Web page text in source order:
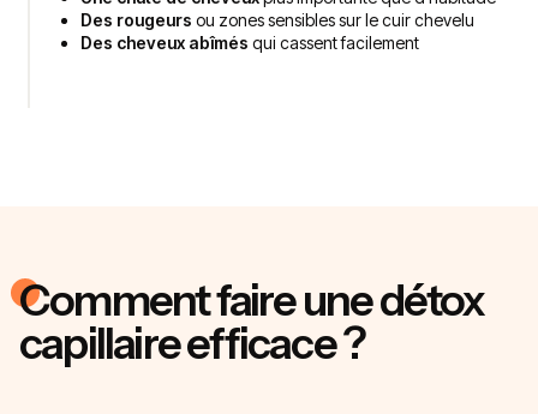
Des rougeurs ou zones sensibles sur le cuir chevelu
Des cheveux abîmés qui cassent facilement
Comment faire une détox
capillaire efficace ?